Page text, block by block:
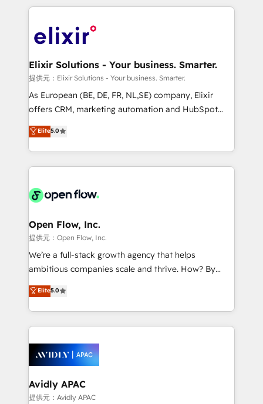
HIPAA-aware; CASL-compliant; GDPR-ready
implementations where required 💡 Why 500+
built to scale.
applications of our solutions; Technical HubSpot
Design, Migrations + Integrations. Mole Street’s
greatness, which is achieved through creating
absolute clarity, derived from a well-defined
strategy, executed well, and reported on with clear
results. The culture is driven by core values; Joy, Grit,
Mindedness, and Clarity. We are driven to win for the
collective good of the company and its clientele, and
things are happening.
Elixir Solutions - Your business. Smarter.
提供元：Elixir Solutions - Your business. Smarter.
As European (BE, DE, FR, NL,SE) company, Elixir
offers CRM, marketing automation and HubSpot
integration products and services to mid-market
and enterprise customers. We ensure that your sales,
service and marketing department operates in the
most effective way, while at the same time
integrated buyers journey. Elixir is located in
and Stockholm Elixir is a first mover and leader
when it comes to HubSpot sales and service
implementations, highly renowned for our business
acumen, process (re-)design experience and a
integrate HubSpot with complex solutions like SAP,
MicroSoft, custom solutions,... Our company also has
execution, CPQ, customer portals and HubSpot CMS
Elite5.0
Open Flow, Inc.
提供元：Open Flow, Inc.
We’re a full-stack growth agency that helps
ambitious companies scale and thrive. How? By
upgrading and streamlining every single revenue-
generating aspect of your business. We’re proud
HubSpot Elite Solutions Partners and devout CRM
nerds who can harness HubSpot’s custom digital
experience. Working hand-in-hand with your team,
we’ll assemble a RevOps machine that drives more
traffic, generates better leads and crushes your
revenue goals. We've worked with thousands of
Elite5.0
Avidly APAC
提供元：Avidly APAC